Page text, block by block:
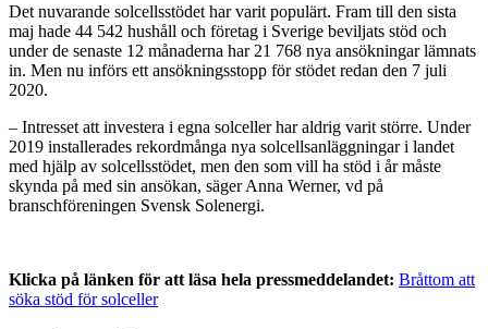
Det nuvarande solcellsstödet har varit populärt. Fram till den sista
maj hade 44 542 hushåll och företag i Sverige beviljats stöd och
under de senaste 12 månaderna har 21 768 nya ansökningar lämnats
in. Men nu införs ett ansökningsstopp för stödet redan den 7 juli
2020.
– Intresset att investera i egna solceller har aldrig varit större. Under
2019 installerades rekordmånga nya solcellsanläggningar i landet
med hjälp av solcellsstödet, men den som vill ha stöd i år måste
skynda på med sin ansökan, säger Anna Werner, vd på
branschföreningen Svensk Solenergi.
Klicka på länken för att läsa hela pressmeddelandet: Bråttom att
söka stöd för solceller